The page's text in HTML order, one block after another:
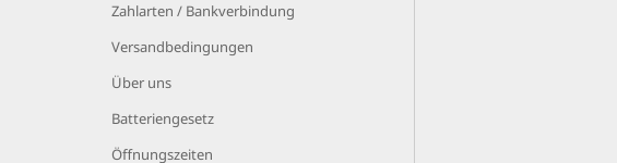
Zahlarten / Bankverbindung
Versandbedingungen
Über uns
Batteriengesetz
Öffnungszeiten